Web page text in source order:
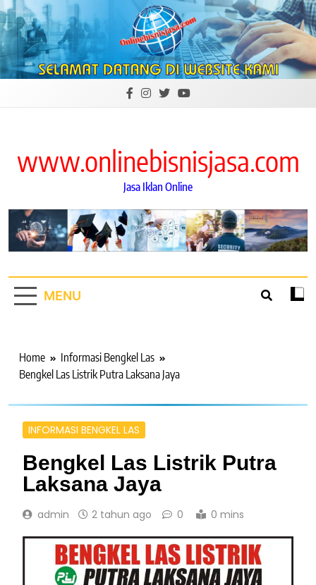
Skip
to
content
www.onlinebisnisjasa.com
Jasa Iklan Online
MENU
Home
Informasi Bengkel Las
Bengkel Las Listrik Putra Laksana Jaya
INFORMASI BENGKEL LAS
Bengkel Las Listrik Putra
Laksana Jaya
admin 2 tahun ago 0 0 mins